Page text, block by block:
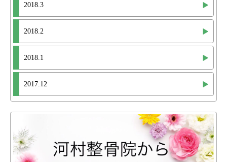
2018.3
2018.2
2018.1
2017.12